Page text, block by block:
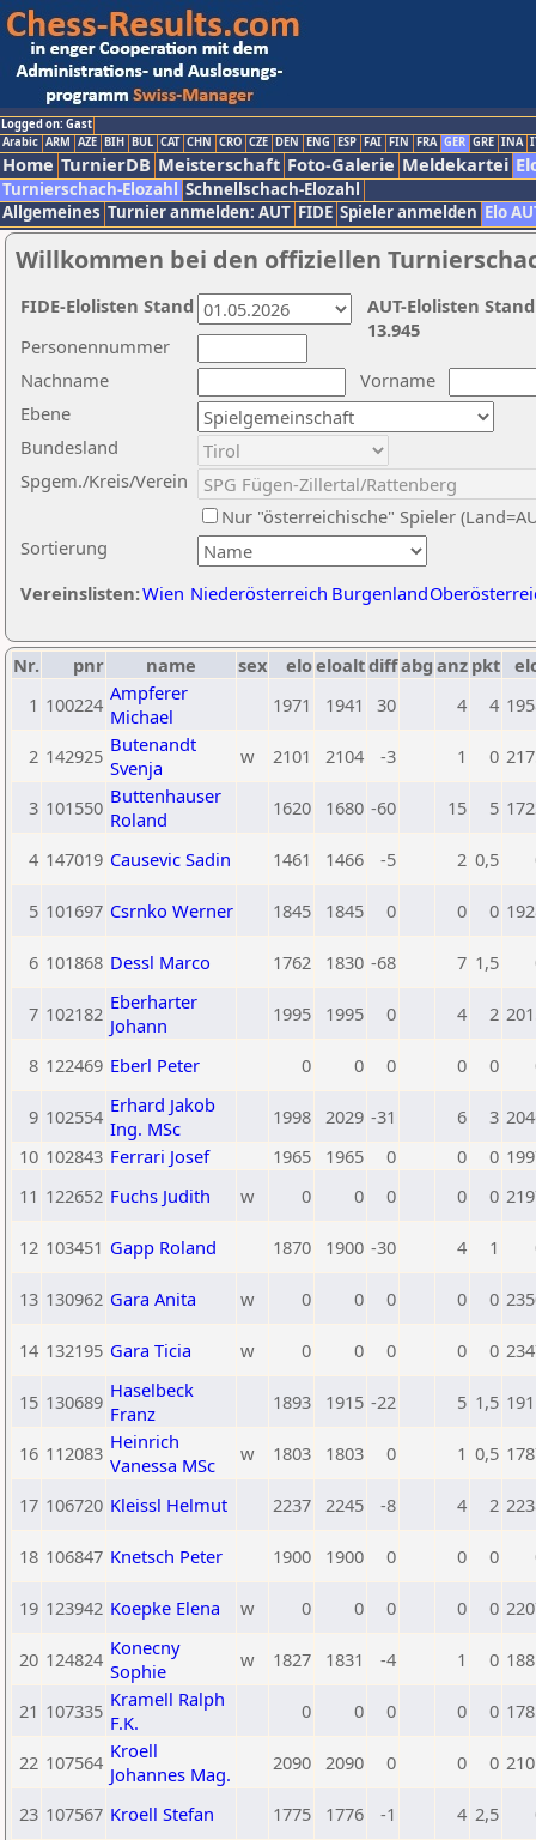
Logged on: Gast
Arabic ARM AZE BIH BUL CAT CHN CRO CZE DEN ENG ESP FAI FIN FRA GER GRE INA
Home TurnierDB Meisterschaft Foto-Galerie Meldekartei
Turnierschach-Elozahl Schnellschach-Elozahl
Allgemeines Turnier anmelden: AUT FIDE Spieler anmelden Elo
Willkommen bei den offiziellen
Nachname
Vorname
Ebene
Sortierung
Personennummer
Bundesland
Spgem./Kreis/Verein
Nur "österreichische" Spieler
Vereinslisten:Wien Niederösterreich Burgenland
AUT-Elolisten
13.945
FIDE-Elolisten Stand
Nr. pnr name sex eloeloaltdiffabg anz pkt
1 100224 Ampferer
Michael
1971 1941 30 4 4
2 142925 Butenandt
Svenja
w 2101 2104 -3 1 0
3 101550 Buttenhauser
Roland
1620 1680 -60 15 5
4 147019 Causevic Sadin 1461 1466 -5 2 0,5
5 101697 Csrnko Werner 1845 1845 0 0 0
6 101868 Dessl Marco 1762 1830 -68 7 1,5
7 102182 Eberharter
Johann
1995 1995 0 4 2
8 122469 Eberl Peter 0 0 0 0 0
9 102554 Erhard Jakob
Ing. MSc
1998 2029 -31 6 3
10 102843 Ferrari Josef 1965 1965 0 0 0
11 122652 Fuchs Judith w 0 0 0 0 0
12 103451 Gapp Roland 1870 1900 -30 4 1
13 130962 Gara Anita w 0 0 0 0 0
14 132195 Gara Ticia w 0 0 0 0 0
15 130689 Haselbeck
Franz
1893 1915 -22 5 1,5
16 112083 Heinrich
Vanessa MSc
w 1803 1803 0 1 0,5
17 106720 Kleissl Helmut 2237 2245 -8 4 2
18 106847 Knetsch Peter 1900 1900 0 0 0
19 123942 Koepke Elena w 0 0 0 0 0
20 124824 Konecny
Sophie
w 1827 1831 -4 1 0
21 107335 Kramell Ralph
F.K.
0 0 0 0 0
22 107564 Kroell
Johannes Mag.
2090 2090 0 0 0
23 107567 Kroell Stefan 1775 1776 -1 4 2,5